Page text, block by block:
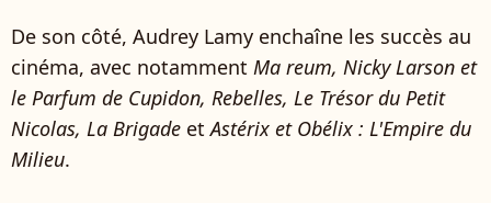
De son côté, Audrey Lamy enchaîne les succès au
cinéma, avec notamment Ma reum, Nicky Larson et
le Parfum de Cupidon, Rebelles, Le Trésor du Petit
Nicolas, La Brigade et Astérix et Obélix : L'Empire du
Milieu.